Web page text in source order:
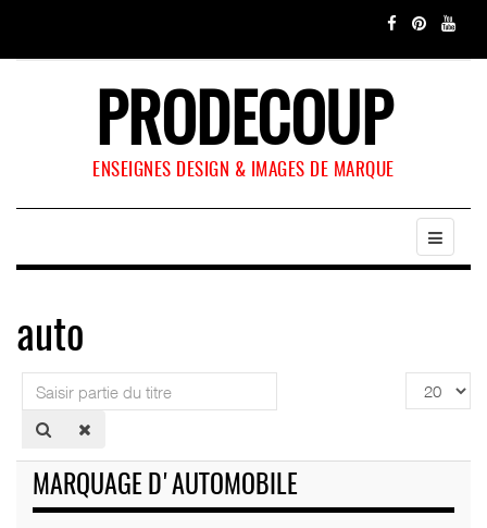
PRODECOUP
ENSEIGNES DESIGN & IMAGES DE MARQUE
auto
Saisir
partie
du
Affichage
#
MARQUAGE D'AUTOMOBILE